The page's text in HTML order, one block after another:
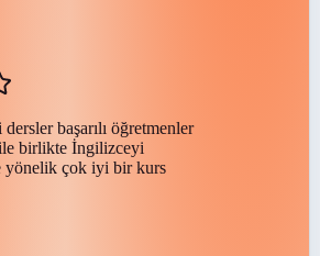
başarılı öğretmenler
birlikte İngilizceyi
yönelik çok iyi bir kurs